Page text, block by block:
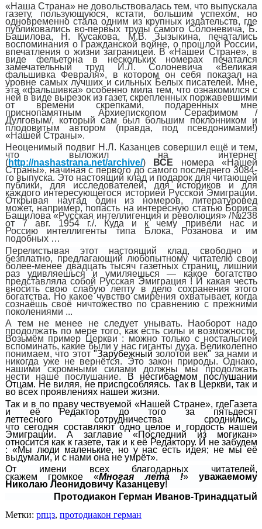
«Наша Страна» не довольствовалась тем, что выпускала
газету, пользующуюся, кстати, большим успехом, но
одновременно стала одним из крупных издательств, где
публиковались во-первых труды самого Солоневича, Б.
Башилова, Н. Кусакова, М.В. Зызыкина, печатались
воспоминания о Гражданской войне, о прошлой России,
впечатления о жизни заграницей. В «Нашей Стране», в
виде фельетона в нескольких номерах печатался
замечательный труд И.Л. Солоневича «Великая
фальшивка Февраля», в котором он себя показал на
уровне самых лучших и сильных Белых писателей. Мне,
эта «фальшивка» особенно мила тем, что ознакомился с
ней в виде вырезок из газет, скрепленных поржавевшими
от времени скрепками, подаренных мне
приснопамятным Архиепископом Серафимом /
Дулговым/, который сам был большим поклонником и
плодовитым автором (правда, под псевдонимами!)
«Нашей Страны».
Неоценимый подвиг Н.Л. Казанцев совершил ещё и тем,
что выложил на интернет
(http://nashastrana.net/archive/) ВСЕ номера «Нашей
Страны», начиная с первого до самого последнего 3084-
го выпуска. Это настоящий клад и подарок для читающей
публики, для исследователей, для историков и для
каждого интересующегося историей Русской Эмиграции.
Открывая наугад один из номеров, литературовед
может, например, попасть на интересную статью Бориса
Башилова «Русская интеллигенция и революция» /№238
от 7 авг. 1954 г./. Куда и к чему привели нас и
Россию интеллигенты типа Блока, Розанова и им
подобных …
Перелистывая этот настоящий клад, свободно и
безплатно, предлагающий любопытному читателю свои
более-менее двадцать тысяч газетных страниц, лишний
раз удивляешься и умиляешься — какое богатство
представляла собой Русская Эмиграция ! И какая честь
вносить свою слабую лепту в дело сохранения этого
богатства. Но какое чувство смирения охватывает, когда
сознаёшь своё ничтожество по сравнению с прежними
поколениями ...
А тем не менее не следует унывать. Наоборот надо
продолжать по мере того, как есть силы и возможности.
Возьмём пример Церкви : можно только с ностальгией
вспоминать, какие были у нас гиганты духа. Великолепно
понимаем, что этот "Зарубежный золотой век" за нами и
никогда уже не вернётся. Это закон природы. Однако,
нашими скромными силами должны мы продолжать
нести наше послушание. В несгибаемом послушании
Отцам. Не виляя, не приспособляясь. Так в Церкви, так и
во всех проявлениях нашей жизни.
Так и в по праву чествуемой «Нашей Стране», гдеГазета
и её Редактор до того за пятьдесят
леттесного сотрудничества сроднились,
чтосегодня составляют одно целое и гордость нашей
Эмиграции. А заглавие «Последний из могикан»
относится как к газете, так и кеё Редактору. И не забудем
: «Мы люди маленькие, но у нас есть идея; не мы её
выдумали, и с нами она не умрёт».
От имени всех благодарных читателей,
скажем громкое «Многая лета !»уважаемому
Николаю Леонидовичу Казанцеву!
Протодиакон Герман Иванов-Тринадцатый
Метки: рпцз, протодиакон герман